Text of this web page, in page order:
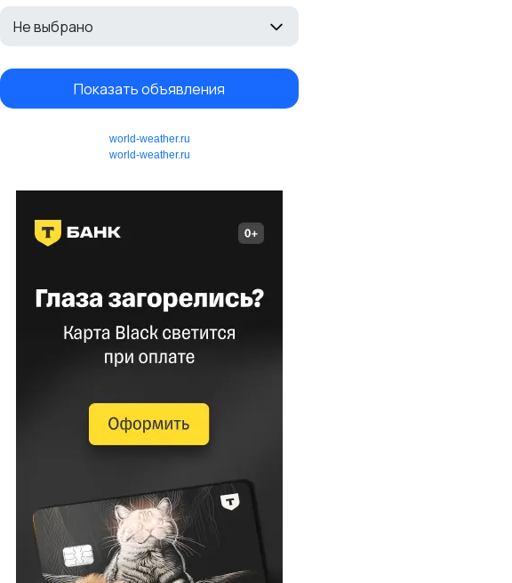
Не выбрано
Показать объявления
world-weather.ru
world-weather.ru